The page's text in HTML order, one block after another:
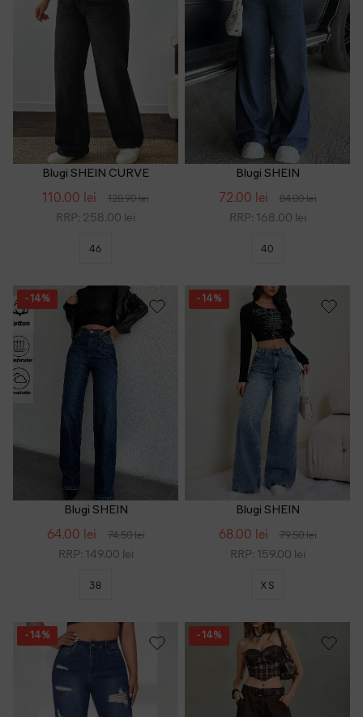
Blugi SHEIN CURVE
110.00 lei 128.90 lei
RRP: 258.00 lei
46
Blugi SHEIN
72.00 lei 84.00 lei
RRP: 168.00 lei
40
- 14%
Blugi SHEIN
64.00 lei 74.50 lei
RRP: 149.00 lei
38
- 14%
Blugi SHEIN
68.00 lei 79.50 lei
RRP: 159.00 lei
XS
- 14% - 14%